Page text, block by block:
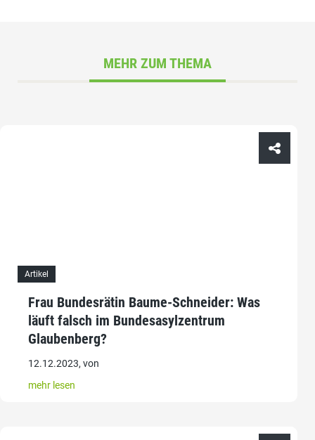
MEHR ZUM THEMA
Artikel
Frau Bundesrätin Baume-Schneider: Was
läuft falsch im Bundesasylzentrum
Glaubenberg?
12.12.2023, von
mehr lesen